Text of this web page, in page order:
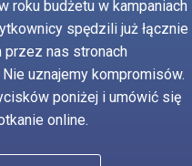
roku budżetu w kampaniach
spędzili już łącznie
przez nas stronach
uznajemy kompromisów.
poniżej i umówić się
online.